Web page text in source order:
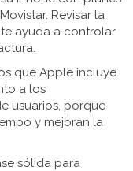
Revisar la
te ayuda a controlar
que Apple incluye
a los
usuarios, porque
y mejoran la
sólida para